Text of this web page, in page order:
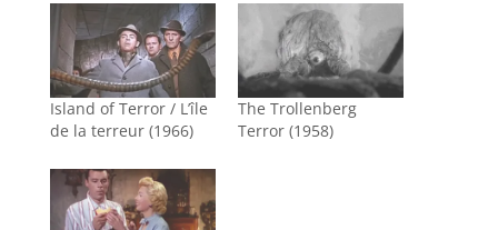
Island of Terror / L’île
de la terreur (1966)
The Trollenberg
Terror (1958)